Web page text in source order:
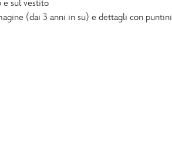
sul vestito
(dai 3 anni in su) e dettagli con puntini